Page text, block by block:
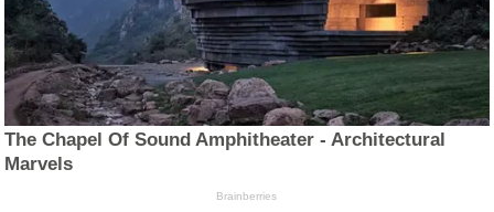
The Chapel Of Sound Amphitheater - Architectural
Marvels
Brainberries